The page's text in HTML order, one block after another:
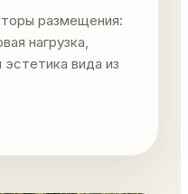
размещения:
нагрузка,
вида из